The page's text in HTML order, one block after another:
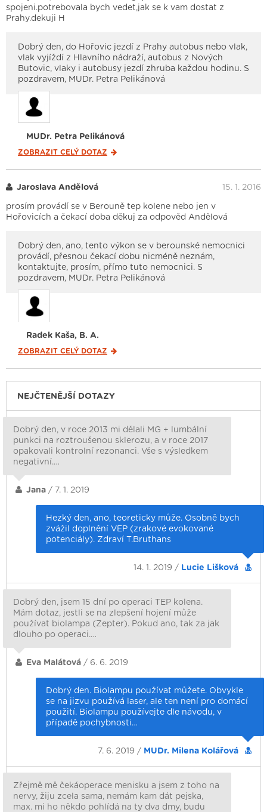
spojeni.potrebovala bych vedet,jak se k vam dostat z
Prahy.dekuji H
Dobrý den, do Hořovic jezdí z Prahy autobus nebo vlak,
vlak vyjíždí z Hlavního nádraží, autobus z Nových
Butovic, vlaky i autobusy jezdí zhruba každou hodinu. S
pozdravem, MUDr. Petra Pelikánová
MUDr. Petra Pelikánová
ZOBRAZIT CELÝ DOTAZ
Jaroslava Andělová 15. 1. 2016
prosím provádí se v Berouně tep kolene nebo jen v
Hořovicích a čekací doba děkuj za odpověd Andělová
Dobrý den, ano, tento výkon se v berounské nemocnici
provádí, přesnou čekací dobu nicméně neznám,
kontaktujte, prosím, přímo tuto nemocnici. S
pozdravem, MUDr. Petra Pelikánová
Radek Kaša, B. A.
ZOBRAZIT CELÝ DOTAZ
NEJČTENĚJŠÍ DOTAZY
Dobrý den, v roce 2013 mi dělali MG + lumbální
punkci na roztroušenou sklerozu, a v roce 2017
opakovali kontrolní rezonanci. Vše s výsledkem
negativní.…
Jana / 7. 1. 2019
Hezký den, ano, teoreticky může. Osobně bych
zvážil doplnění VEP (zrakové evokované
potenciály). Zdraví T.Bruthans
14. 1. 2019 / Lucie Lišková
Dobrý den, jsem 15 dní po operaci TEP kolena.
Mám dotaz, jestli se na zlepšení hojení může
používat biolampa (Zepter). Pokud ano, tak za jak
dlouho po operaci.…
Eva Malátová / 6. 6. 2019
Dobrý den. Biolampu používat můžete. Obvykle
se na jizvu používá laser, ale ten není pro domácí
použití. Biolampu používejte dle návodu, v
případě pochybnosti…
7. 6. 2019 / MUDr. Milena Kolářová
Zřejmě mě čekáoperace menisku a jsem z toho na
nervy, žiju zcela sama, nemám kam dát pejska,
max. mi ho někdo pohlídá na ty dva dmy, budu